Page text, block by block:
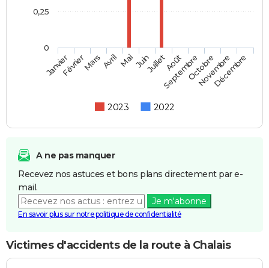
2023 2022
JanvierFévrierMars AvrilMaiJuinJuilletAoût
SeptembreOctobre
Novembre
Décembre
0
0,25
A ne pas manquer
Recevez nos astuces et bons plans directement par e-
mail.
Je m'abonne
En savoir plus sur notre politique de confidentialité
Victimes d'accidents de la route à Chalais